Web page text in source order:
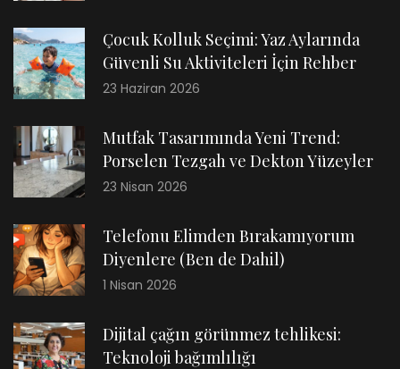
Çocuk Kolluk Seçimi: Yaz Aylarında
Güvenli Su Aktiviteleri İçin Rehber
23 Haziran 2026
Mutfak Tasarımında Yeni Trend:
Porselen Tezgah ve Dekton Yüzeyler
23 Nisan 2026
Telefonu Elimden Bırakamıyorum
Diyenlere (Ben de Dahil)
1 Nisan 2026
Dijital çağın görünmez tehlikesi:
Teknoloji bağımlılığı